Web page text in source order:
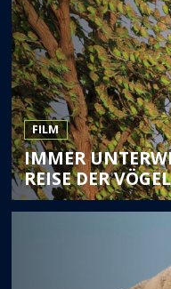
FILM
IMMER
EISE DER VÖGEL